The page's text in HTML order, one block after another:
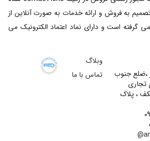
و از سال 1398 تصمیم به فروش و ارائه خدمات به صورت آنلاین از
است و دارای نماد اعتماد الکترونیک می
،ضلع جنوب
تجاری
، پلاک
وبلاگ
تماس با ما